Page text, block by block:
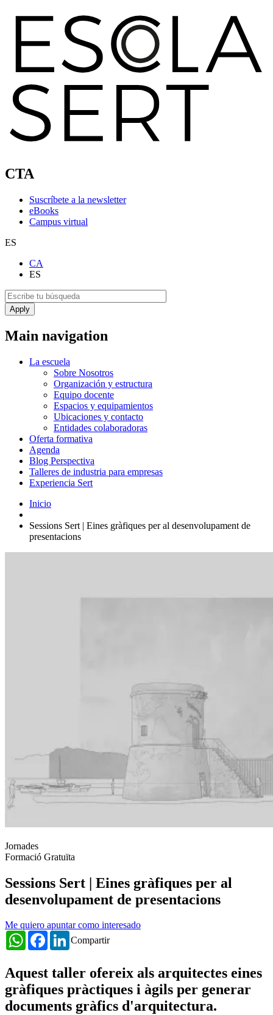
CTA
Suscríbete a la newsletter
eBooks
Campus virtual
ES
CA
ES
Main navigation
La escuela
Sobre Nosotros
Organización y estructura
Equipo docente
Espacios y equipamientos
Ubicaciones y contacto
Entidades colaboradoras
Oferta formativa
Agenda
Blog Perspectiva
Talleres de industria para empresas
Experiencia Sert
Inicio
Sessions Sert | Eines gràfiques per al desenvolupament de
presentacions
Jornades
Formació Gratuïta
Sessions Sert | Eines gràfiques per al
desenvolupament de presentacions
Me quiero apuntar como interesado
Compartir
WhatsAppFacebookLinkedIn
Aquest taller ofereix als arquitectes eines
gràfiques pràctiques i àgils per generar
documents gràfics d'arquitectura.